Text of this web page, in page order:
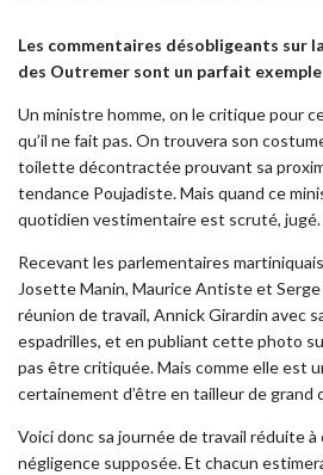
Les commentaires désobligeants sur
des Outremer sont un parfait
Un ministre homme, on le critique pour
qu’il ne fait pas. On trouvera son
toilette décontractée prouvant sa
tendance Poujadiste. Mais quand ce
quotidien vestimentaire est scruté, jugé.
Recevant les parlementaires
Josette Manin, Maurice Antiste et
réunion de travail, Annick Girardin avec
espadrilles, et en publiant cette photo
pas être critiquée. Mais comme elle est
certainement d’être en tailleur de grand
Voici donc sa journée de travail réduite
négligence supposée. Et chacun